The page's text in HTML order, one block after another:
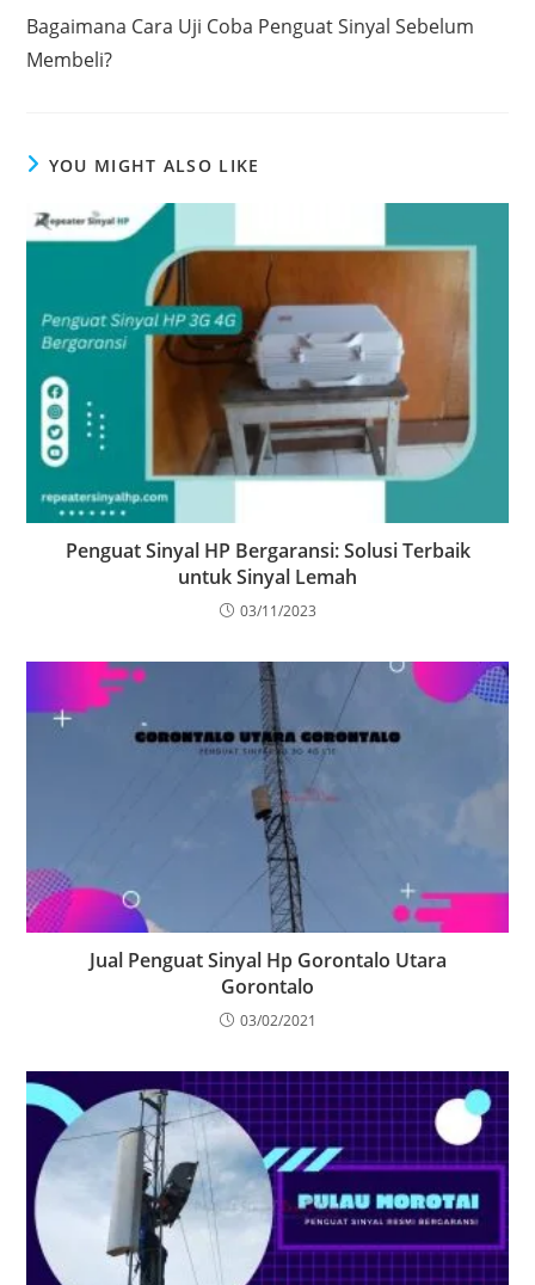
articles
Bagaimana Cara Uji Coba Penguat Sinyal Sebelum
Membeli?
YOU MIGHT ALSO LIKE
Penguat Sinyal HP Bergaransi: Solusi Terbaik
untuk Sinyal Lemah
03/11/2023
Jual Penguat Sinyal Hp Gorontalo Utara
Gorontalo
03/02/2021